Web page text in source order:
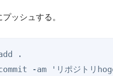
ッシュする。
.
-am 'リポジトリ